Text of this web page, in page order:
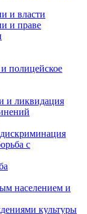
и власти
и праве
полицейское
и ликвидация
с
населением и
культуры